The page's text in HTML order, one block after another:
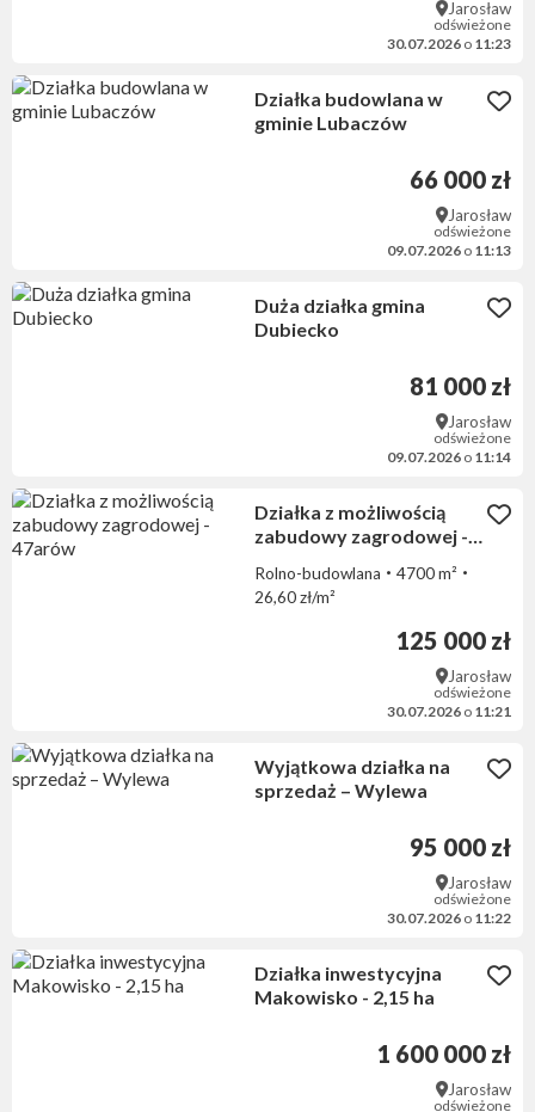
Jarosław
odświeżone
30.07.2026 o 11:23
Działka budowlana w
gminie Lubaczów
66 000 zł
Jarosław
odświeżone
09.07.2026 o 11:13
Duża działka gmina
Dubiecko
81 000 zł
Jarosław
odświeżone
09.07.2026 o 11:14
Działka z możliwością
zabudowy zagrodowej -
Rolno-budowlana
4700 m²
26,60 zł/m²
125 000 zł
Jarosław
odświeżone
30.07.2026 o 11:21
Wyjątkowa działka na
sprzedaż – Wylewa
95 000 zł
Jarosław
odświeżone
30.07.2026 o 11:22
Działka inwestycyjna
Makowisko - 2,15 ha
1 600 000 zł
Jarosław
odświeżone